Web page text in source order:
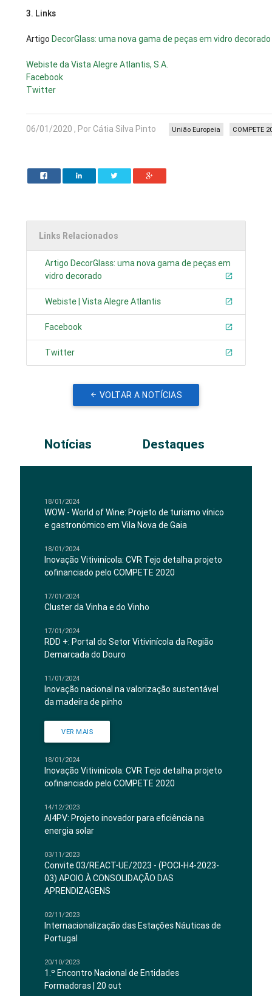
3. Links
Artigo DecorGlass: uma nova gama de peças em vidro decorado
Webiste da Vista Alegre Atlantis, S.A.
Facebook
Twitter
06/01/2020 , Por Cátia Silva Pinto COMPETE
União Europeia
Links Relacionados
Artigo DecorGlass: uma nova gama de peças em
vidro decorado
Webiste | Vista Alegre Atlantis
Facebook
Twitter
VOLTAR A NOTÍCIAS
Notícias Destaques
18/01/2024
WOW - World of Wine: Projeto de turismo vínico
e gastronómico em Vila Nova de Gaia
18/01/2024
Inovação Vitivinícola: CVR Tejo detalha projeto
cofinanciado pelo COMPETE 2020
17/01/2024
Cluster da Vinha e do Vinho
17/01/2024
RDD +: Portal do Setor Vitivinícola da Região
Demarcada do Douro
11/01/2024
Inovação nacional na valorização sustentável
da madeira de pinho
VER MAIS
18/01/2024
Inovação Vitivinícola: CVR Tejo detalha projeto
cofinanciado pelo COMPETE 2020
14/12/2023
AI4PV: Projeto inovador para eficiência na
energia solar
03/11/2023
Convite 03/REACT-UE/2023 - (POCI-H4-2023-
03) APOIO À CONSOLIDAÇÃO DAS
APRENDIZAGENS
02/11/2023
Internacionalização das Estações Náuticas de
Portugal
20/10/2023
1.º Encontro Nacional de Entidades
Formadoras | 20 out